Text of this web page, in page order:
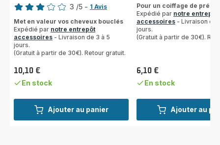
Ajouter au panier
3
étoiles
(moyenne)
3 /5 - 1 Avis
Met en valeur vos cheveux bouclés
Expédié par notre entrepôt
accessoires - Livraison de 3 à 5
jours.
(Gratuit à partir de 30€). Retour gratuit.
Prix
10,10 €
En stock
Ajouter au
Pour un coiffage de
Expédié par notre entrepôt
accessoires - Livraison de
jours.
(Gratuit à partir de 30€).
Prix
6,10 €
En stock